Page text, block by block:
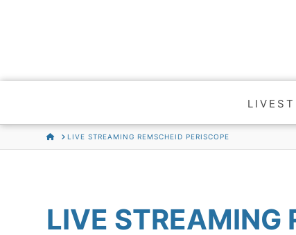
HOMELIVE STREAMING REMSCHEID PERISCOPE
LIVE STREAMING